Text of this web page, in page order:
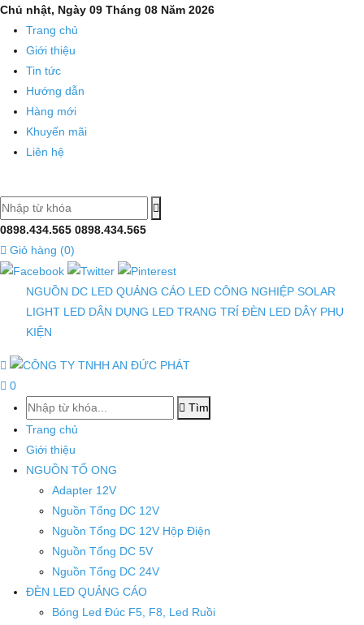
Chủ nhật, Ngày 09 Tháng 08 Năm 2026
Trang chủ
Giới thiệu
Tin tức
Hướng dẫn
Hàng mới
Khuyến mãi
Liên hệ
0898.434.565 0898.434.565
Giỏ hàng (0)
NGUỒN DC LED QUẢNG CÁO LED CÔNG NGHIỆP SOLAR
LIGHT LED DÂN DỤNG LED TRANG TRÍ ĐÈN LED DÂY PHỤ
KIỆN
0
Tìm
Trang chủ
Giới thiệu
NGUỒN TỔ ONG
Adapter 12V
Nguồn Tổng DC 12V
Nguồn Tổng DC 12V Hộp Điện
Nguồn Tổng DC 5V
Nguồn Tổng DC 24V
ĐÈN LED QUẢNG CÁO
Bóng Led Đúc F5, F8, Led Ruồi